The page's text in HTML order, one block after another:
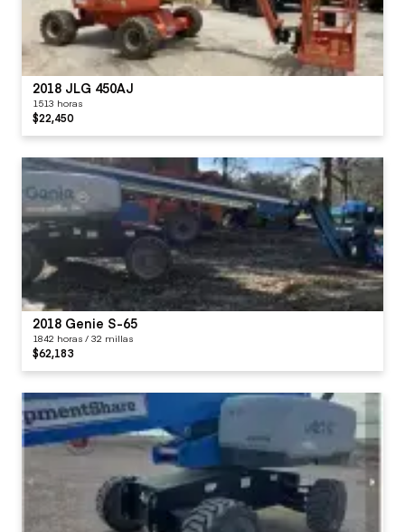
2018 JLG 450AJ
1513 horas
$22,450
2018 Genie S-65
1842 horas / 32 millas
$62,183